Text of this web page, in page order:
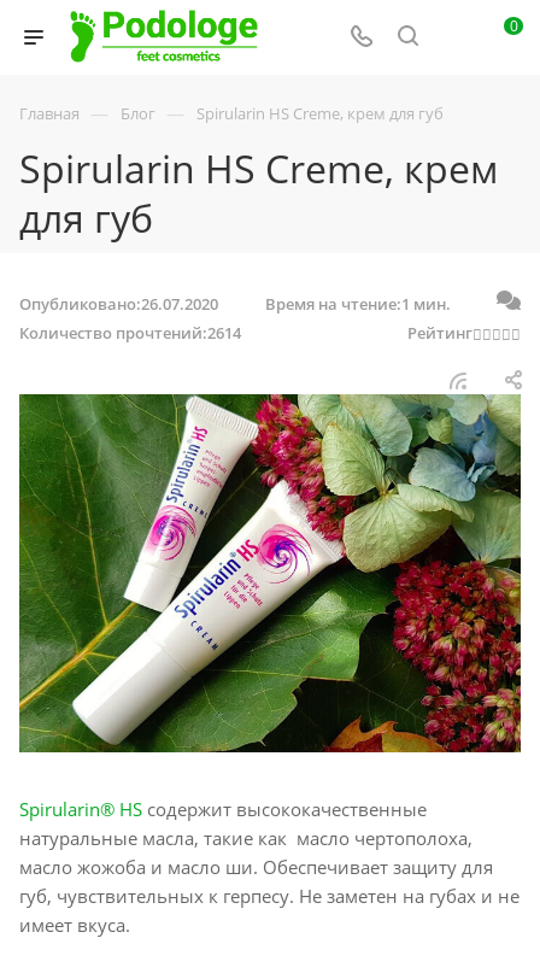
0
Главная — Блог — Spirularin HS Creme, крем для губ
Spirularin HS Creme, крем
для губ
Опубликовано:26.07.2020 Время на чтение:1 мин.
Количество прочтений:2614 Рейтинг
Spirularin® HS содержит высококачественные
натуральные масла, такие как масло чертополоха,
масло жожоба и масло ши. Обеспечивает защиту для
губ, чувствительных к герпесу. Не заметен на губах и не
имеет вкуса.